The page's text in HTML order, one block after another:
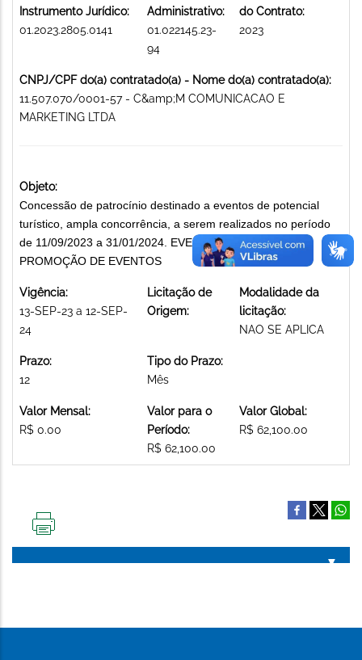
Instrumento Jurídico:
01.2023.2805.0141
Administrativo:
01.022145.23-
94
do Contrato:
2023
CNPJ/CPF do(a) contratado(a) - Nome do(a) contratado(a):
11.507.070/0001-57 - C&amp;M COMUNICACAO E
MARKETING LTDA
Objeto:
Concessão de patrocínio destinado a eventos de potencial
turístico, ampla concorrência, a serem realizados no período
de 11/09/2023 a 31/01/2024. EVENTO: #VEMPRABH 6.
PROMOÇÃO DE EVENTOS
Vigência:
13-SEP-23 a 12-SEP-
24
Licitação de
Origem:
Modalidade da
licitação:
NAO SE APLICA
Prazo:
12
Tipo do Prazo:
Mês
Valor Mensal:
R$ 0.00
Valor para o
Período:
R$ 62,100.00
Valor Global:
R$ 62,100.00
PÁGINA